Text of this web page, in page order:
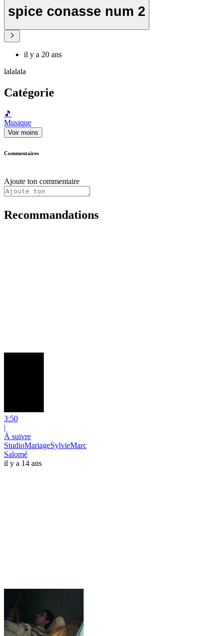
spice conasse num 2
il y a 20 ans
lalalala
Catégorie
🎵
Musique
Voir moins
Commentaires
Ajoute ton commentaire
Recommandations
3:50
|
À suivre
StudioMariageSylvieMarc
Salomé
il y a 14 ans